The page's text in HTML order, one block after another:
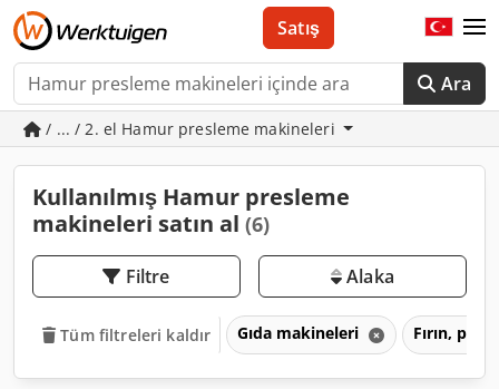
Ara
Satış
/ ... / 2. el Hamur presleme makineleri
Kullanılmış Hamur presleme
makineleri satın al (6)
Filtre Alaka
Tüm filtreleri kaldır Gıda makineleri Fırın,